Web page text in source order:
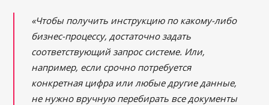
«Чтобы получить инструкцию по какому-либо
бизнес-процессу, достаточно задать
соответствующий запрос системе. Или,
например, если срочно потребуется
конкретная цифра или любые другие данные,
не нужно вручную перебирать все документы